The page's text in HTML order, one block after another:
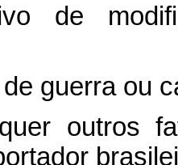
de
guerra ou
outros